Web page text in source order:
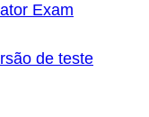
Exam
de teste